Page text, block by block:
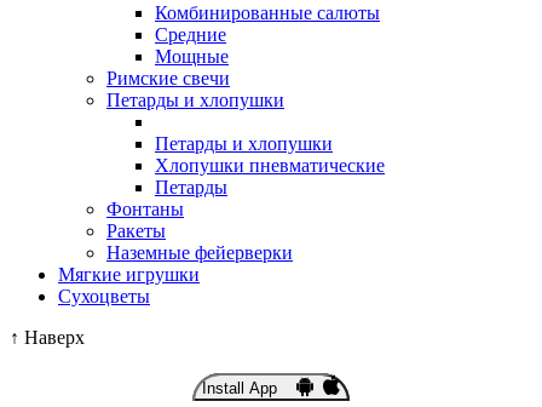
Комбинированные салюты
Средние
Мощные
Римские свечи
Петарды и хлопушки
Петарды и хлопушки
Хлопушки пневматические
Петарды
Фонтаны
Ракеты
Наземные фейерверки
Мягкие игрушки
Сухоцветы
↑ Наверх
Install App